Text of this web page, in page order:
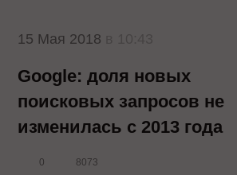
15 Мая 2018
Google: доля новых
поисковых запросов не
изменилась с 2013 года
0 8073